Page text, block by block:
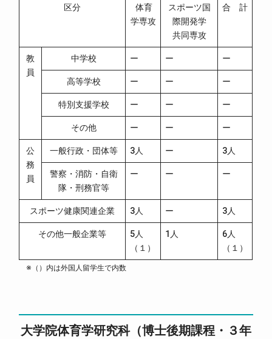
区分
体育
学専攻
スポーツ国
際開発学
共同専攻
合 計
教
員
中学校 ー ー ー
高等学校 ー ー ー
特別支援学校 ー ー ー
その他 ー ー ー
公
務
員
一般行政・団体等 3人 ー 3人
警察・消防・自衛
隊・刑務官等
ー ー ー
スポーツ健康関連企業 3人 ー 3人
その他一般企業等
5人
（１）
1人
6人
（１）
※（）内は外国人留学生で内数
大学院体育学研究科（博士後期課程・３年